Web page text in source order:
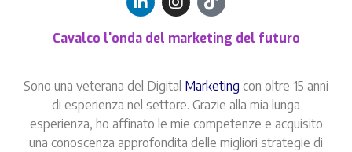
Cavalco l'onda del marketing del futuro
Sono una veterana del Digital Marketing con oltre 15 anni
di esperienza nel settore. Grazie alla mia lunga
esperienza, ho affinato le mie competenze e acquisito
una conoscenza approfondita delle migliori strategie di